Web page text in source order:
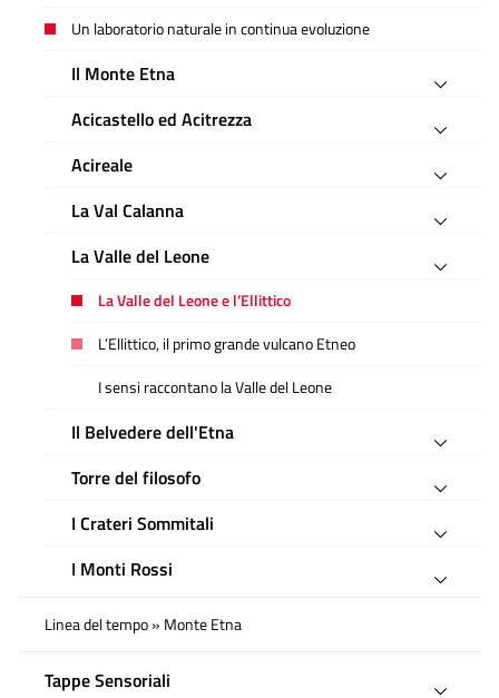
Un laboratorio naturale in continua evoluzione
Il Monte Etna
Acicastello ed Acitrezza
Acireale
La Val Calanna
La Valle del Leone
La Valle del Leone e l’Ellittico
L’Ellittico, il primo grande vulcano Etneo
I sensi raccontano la Valle del Leone
Il Belvedere dell'Etna
Torre del filosofo
I Crateri Sommitali
I Monti Rossi
Linea del tempo » Monte Etna
Tappe Sensoriali